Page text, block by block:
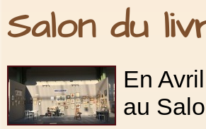
Salon du
En
au